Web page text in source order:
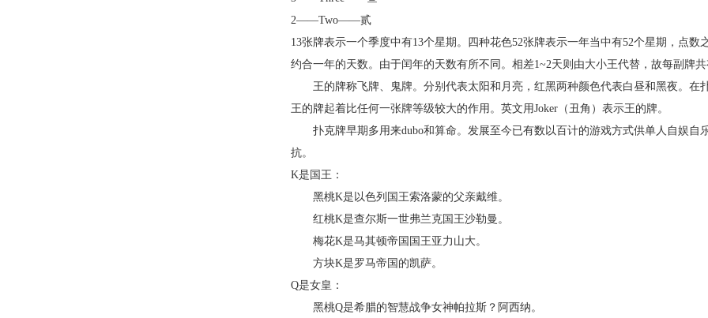
2——Two——贰
13张牌表示一个季度中有13个星期。四种花色52张牌表示一年当中有52个星期，点数
约合一年的天数。由于闰年的天数有所不同。相差1~2天则由大小王代替，故每副牌共
王的牌称飞牌、鬼牌。分别代表太阳和月亮，红黑两种颜色代表白昼和黑夜。在
王的牌起着比任何一张牌等级较大的作用。英文用Joker（丑角）表示王的牌。
扑克牌早期多用来dubo和算命。发展至今已有数以百计的游戏方式供单人自娱自
抗。
K是国王：
黑桃K是以色列国王索洛蒙的父亲戴维。
红桃K是查尔斯一世弗兰克国王沙勒曼。
梅花K是马其顿帝国国王亚力山大。
方块K是罗马帝国的凯萨。
Q是女皇：
黑桃Q是希腊的智慧战争女神帕拉斯？阿西纳。